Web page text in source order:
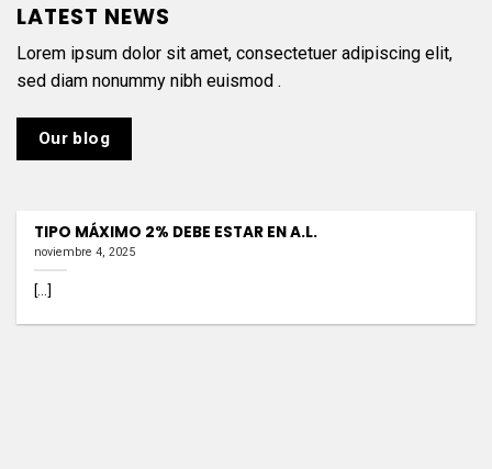
LATEST NEWS
Lorem ipsum dolor sit amet, consectetuer adipiscing elit,
sed diam nonummy nibh euismod .
Our blog
TIPO MÁXIMO 2% DEBE ESTAR EN A.L.
noviembre 4, 2025
[...]